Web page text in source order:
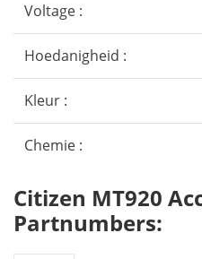
Voltage :
Hoedanigheid :
Kleur :
Chemie :
Citizen MT920
Partnumbers: